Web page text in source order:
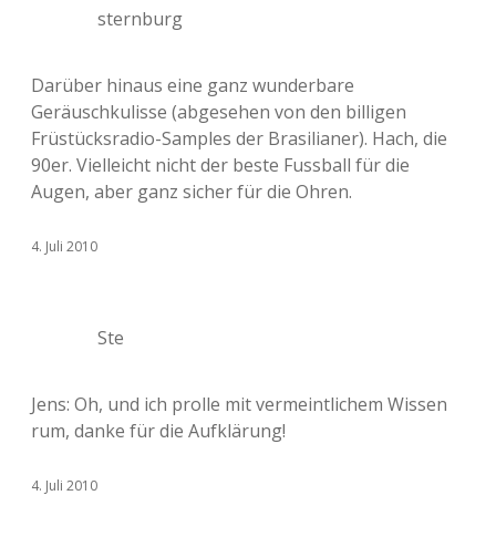
sternburg
Darüber hinaus eine ganz wunderbare
Geräuschkulisse (abgesehen von den billigen
Früstücksradio-Samples der Brasilianer). Hach, die
90er. Vielleicht nicht der beste Fussball für die
Augen, aber ganz sicher für die Ohren.
4. Juli 2010
Ste
Jens: Oh, und ich prolle mit vermeintlichem Wissen
rum, danke für die Aufklärung!
4. Juli 2010